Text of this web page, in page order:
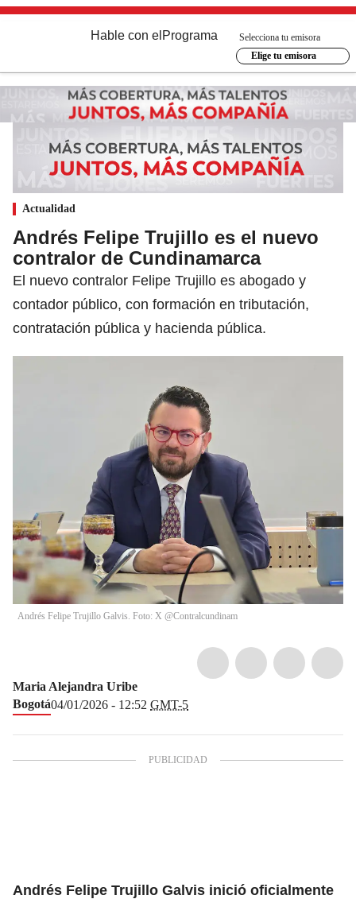
Hable con el Programa
Selecciona tu emisora
Elige tu emisora
Actualidad
Andrés Felipe Trujillo es el nuevo
contralor de Cundinamarca
El nuevo contralor Felipe Trujillo es abogado y
contador público, con formación en tributación,
contratación pública y hacienda pública.
Andrés Felipe Trujillo Galvis. Foto: X @Contralcundinam
Maria Alejandra Uribe
Bogotá04/01/2026 - 12:52 GMT-5
Andrés Felipe Trujillo Galvis inició oficialmente